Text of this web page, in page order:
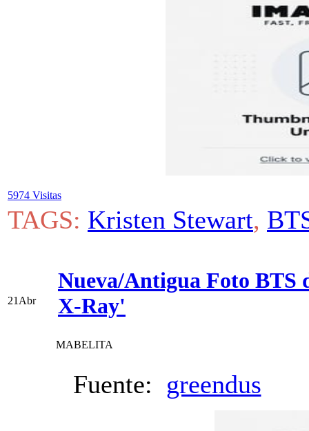
5974 Visitas
TAGS: Kristen Stewart,
21 Abr
Nueva/Antigua Foto BTS
X-Ray'
MABELITA
Fuente: greendus